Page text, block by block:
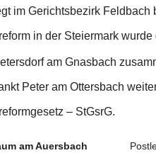
im Gerichtsbezirk
in der Steiermark
am Gnasbach
Peter am Ottersbach
– StGsrG.
am Auersbach